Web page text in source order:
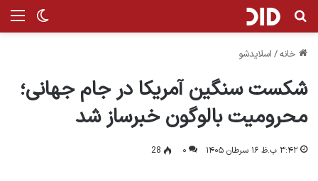
تغییر جستجو برای
خانه/ اسلایدشو
شکست سنگین آمریکا در جام جهانی؛
محرومیت بالوگون خبرساز شد
۳:۴۲ ب.ظ ۱۶ سرطان ۱۴۰۵ ۰ 28